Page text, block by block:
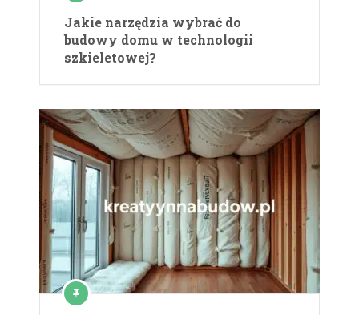
Jakie narzędzia wybrać do
budowy domu w technologii
szkieletowej?